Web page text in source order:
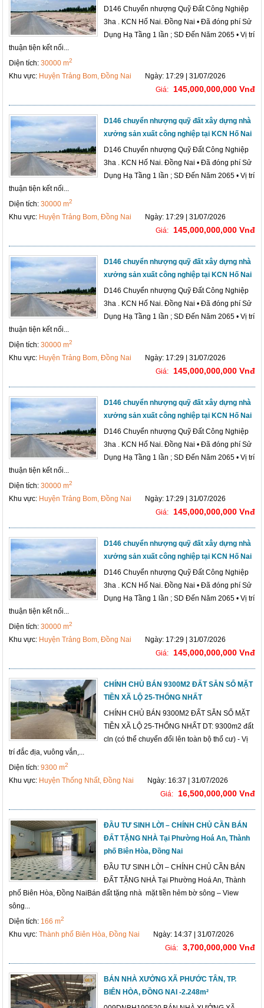
D146 Chuyển nhượng Quỹ Đất Công Nghiệp
3ha . KCN Hố Nai. Đồng Nai • Đã đóng phí Sử
Dụng Hạ Tầng 1 lần ; SD Đến Năm 2065 • Vị trí
thuận tiện kết nối...
Diện tích:30000 m2
Khu vực: Huyện Trảng Bom, Đồng Nai
Ngày: 17:29 | 31/07/2026
Giá:
145,000,000,000 Vnđ
D146 chuyển nhượng quỹ đất xây dựng nhà
xưởng sản xuất công nghiệp tại KCN Hố Nai
D146 Chuyển nhượng Quỹ Đất Công Nghiệp
3ha . KCN Hố Nai. Đồng Nai • Đã đóng phí Sử
Dụng Hạ Tầng 1 lần ; SD Đến Năm 2065 • Vị trí
thuận tiện kết nối...
Diện tích:30000 m2
Khu vực: Huyện Trảng Bom, Đồng Nai
Ngày: 17:29 | 31/07/2026
Giá:
145,000,000,000 Vnđ
D146 chuyển nhượng quỹ đất xây dựng nhà
xưởng sản xuất công nghiệp tại KCN Hố Nai
D146 Chuyển nhượng Quỹ Đất Công Nghiệp
3ha . KCN Hố Nai. Đồng Nai • Đã đóng phí Sử
Dụng Hạ Tầng 1 lần ; SD Đến Năm 2065 • Vị trí
thuận tiện kết nối...
Diện tích:30000 m2
Khu vực: Huyện Trảng Bom, Đồng Nai
Ngày: 17:29 | 31/07/2026
Giá:
145,000,000,000 Vnđ
D146 chuyển nhượng quỹ đất xây dựng nhà
xưởng sản xuất công nghiệp tại KCN Hố Nai
D146 Chuyển nhượng Quỹ Đất Công Nghiệp
3ha . KCN Hố Nai. Đồng Nai • Đã đóng phí Sử
Dụng Hạ Tầng 1 lần ; SD Đến Năm 2065 • Vị trí
thuận tiện kết nối...
Diện tích:30000 m2
Khu vực: Huyện Trảng Bom, Đồng Nai
Ngày: 17:29 | 31/07/2026
Giá:
145,000,000,000 Vnđ
D146 chuyển nhượng quỹ đất xây dựng nhà
xưởng sản xuất công nghiệp tại KCN Hố Nai
D146 Chuyển nhượng Quỹ Đất Công Nghiệp
3ha . KCN Hố Nai. Đồng Nai • Đã đóng phí Sử
Dụng Hạ Tầng 1 lần ; SD Đến Năm 2065 • Vị trí
thuận tiện kết nối...
Diện tích:30000 m2
Khu vực: Huyện Trảng Bom, Đồng Nai
Ngày: 17:29 | 31/07/2026
Giá:
145,000,000,000 Vnđ
CHÍNH CHỦ BÁN 9300M2 ĐẤT SẴN SỔ MẶT
TIỀN XÃ LỘ 25-THỐNG NHẤT
CHÍNH CHỦ BÁN 9300M2 ĐẤT SẴN SỔ MẶT
TIỀN XÃ LỘ 25-THỐNG NHẤT DT: 9300m2 đất
cln (có thể chuyển đổi lên toàn bộ thổ cư) - Vị
trí đắc địa, vuông vắn,...
Diện tích:9300 m2
Khu vực: Huyện Thống Nhất, Đồng Nai
Ngày: 16:37 | 31/07/2026
Giá:
16,500,000,000 Vnđ
ĐẦU TƯ SINH LỜI – CHÍNH CHỦ CẦN BÁN
ĐẤT TẶNG NHÀ Tại Phường Hoá An, Thành
phố Biên Hòa, Đồng Nai
ĐẦU TƯ SINH LỜI – CHÍNH CHỦ CẦN BÁN
ĐẤT TẶNG NHÀ Tại Phường Hoá An, Thành
phố Biên Hòa, Đồng NaiBán đất tặng nhà mặt tiền hẻm bờ sông – View
sông...
Diện tích: 166 m2
Khu vực:Thành phố Biên Hòa, Đồng Nai
Ngày: 14:37 | 31/07/2026
Giá: 3,700,000,000 Vnđ
BÁN NHÀ XƯỞNG XÃ PHƯỚC TÂN, TP.
BIÊN HÒA, ĐỒNG NAI -2.248m²